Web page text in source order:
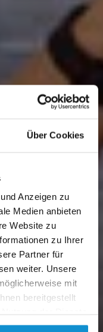
Über Cookies
Anzeigen zu
Medien anbieten
Website zu
zu Ihrer
Partner für
weiter. Unsere
mit
bereitgestellt